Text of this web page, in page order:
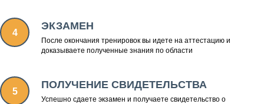
ЭКЗАМЕН
После окончания тренировок вы идете на аттестацию и
доказываете полученные знания по области
ПОЛУЧЕНИЕ СВИДЕТЕЛЬСТВА
Успешно сдаете экзамен и получаете свидетельство о